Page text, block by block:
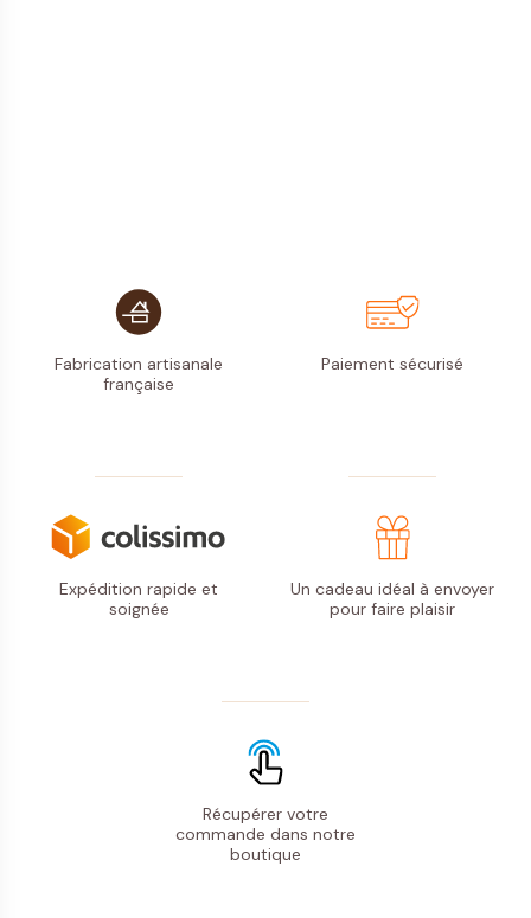
Fabrication artisanale
française
Paiement sécurisé
Expédition rapide et
soignée
Un cadeau idéal à envoyer
pour faire plaisir
Récupérer votre
commande dans notre
boutique